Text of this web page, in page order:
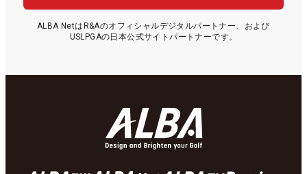
ALBA NetはR&Aのオフィシャルデジタルパートナー、および
USLPGAの日本公式サイトパートナーです。